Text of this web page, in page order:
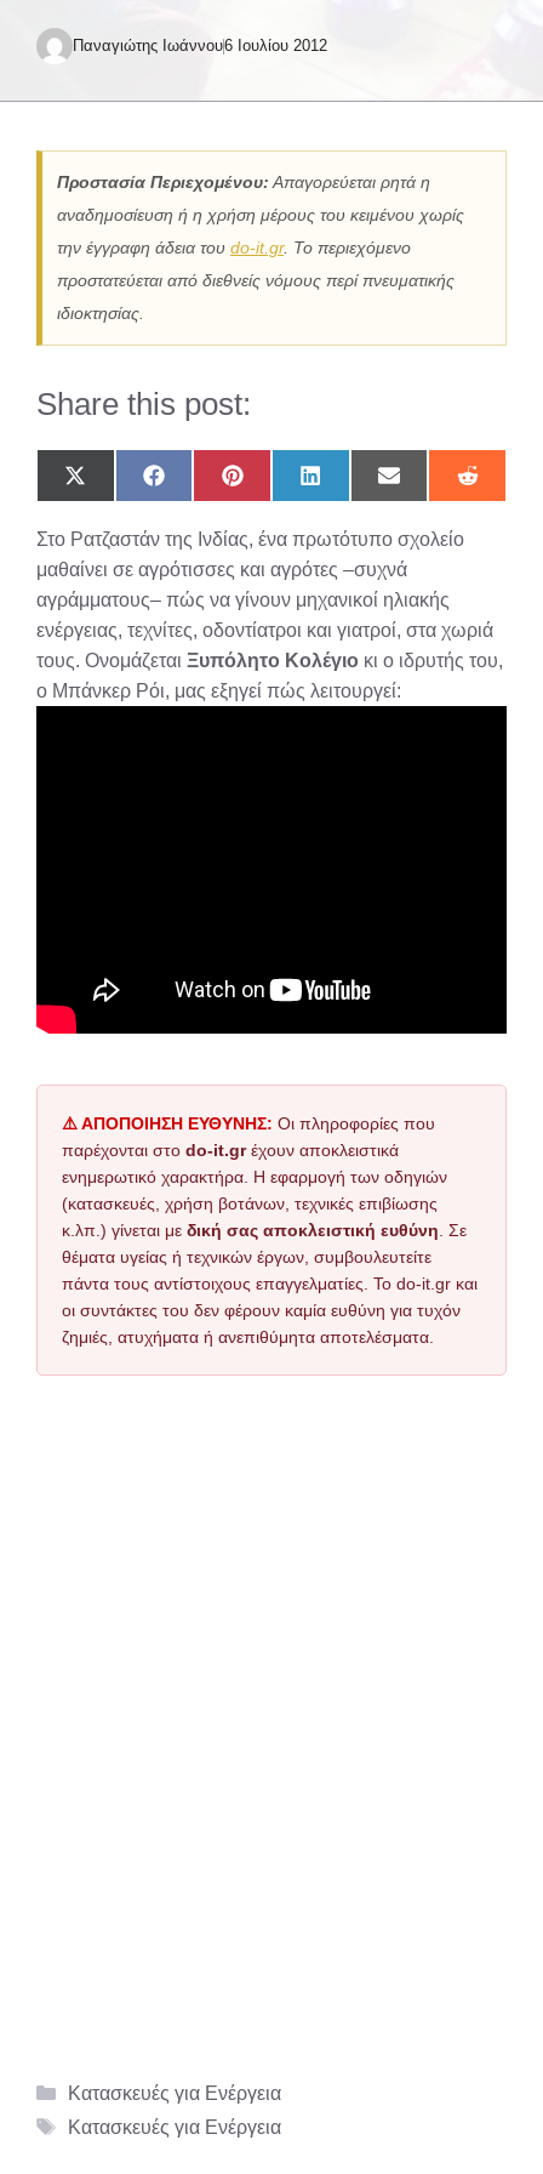
Παναγιώτης Ιωάννου6 Ιουλίου 2012
Προστασία Περιεχομένου: Απαγορεύεται ρητά η
αναδημοσίευση ή η χρήση μέρους του κειμένου χωρίς
την έγγραφη άδεια του do-it.gr. Το περιεχόμενο
προστατεύεται από διεθνείς νόμους περί πνευματικής
ιδιοκτησίας.
Share this post:
Share
on
(Twitter)
Share
on
Share
on
Share
on
Share
on
Share
on
Στο Ρατζαστάν της Ινδίας, ένα πρωτότυπο σχολείο
μαθαίνει σε αγρότισσες και αγρότες –συχνά
αγράμματους– πώς να γίνουν μηχανικοί ηλιακής
ενέργειας, τεχνίτες, οδοντίατροι και γιατροί, στα χωριά
τους. Ονομάζεται Ξυπόλητο Κολέγιο κι ο ιδρυτής του,
ο Μπάνκερ Ρόι, μας εξηγεί πώς λειτουργεί:
⚠️ ΑΠΟΠΟΙΗΣΗ ΕΥΘΥΝΗΣ: Οι πληροφορίες που
παρέχονται στο do-it.grέχουν αποκλειστικά
ενημερωτικό χαρακτήρα. Η εφαρμογή των οδηγιών
(κατασκευές, χρήση βοτάνων, τεχνικές επιβίωσης
κ.λπ.) γίνεται με δική σας αποκλειστική ευθύνη . Σε
θέματα υγείας ή τεχνικών έργων, συμβουλευτείτε
πάντα τους αντίστοιχους επαγγελματίες. Το do-it.gr και
οι συντάκτες του δεν φέρουν καμία ευθύνη για τυχόν
ζημιές, ατυχήματα ή ανεπιθύμητα αποτελέσματα.
Κατηγορίες
Κατασκευές για Ενέργεια
Ετικέτες
Κατασκευές για Ενέργεια